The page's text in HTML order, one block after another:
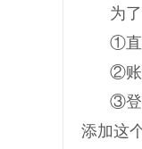
为
①直
②账
③登
添加这